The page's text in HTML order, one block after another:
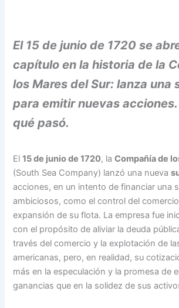
El 15 de junio de 1720 se
capítulo en la historia de la
los Mares del Sur: lanza una
para emitir nuevas
qué pasó.
El15 de junio de 1720, laCompañía de
(South Sea Company) lanzó una nueva
acciones, en un intento de financiar una
ambiciosos, como el control del
expansión de su flota. La empresa fue
con el propósito de aliviar la deuda
través del comercio y la explotación de
americanas, pero, en realidad, su
más en la especulación y la promesa de
ganancias que en la solidez de sus